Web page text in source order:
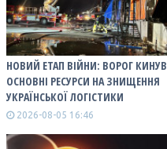
НОВИЙ ЕТАП ВІЙНИ: ВОРОГ КИНУВ
ОСНОВНІ РЕСУРСИ НА ЗНИЩЕННЯ
УКРАЇНСЬКОЇ ЛОГІСТИКИ
2026-08-05 16:46